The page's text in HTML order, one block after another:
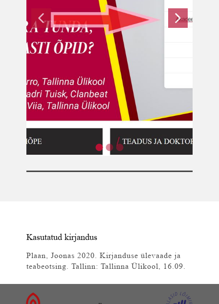
Kasutatud kirjandus
Plaan, Joonas 2020. Kirjanduse ülevaade ja
teabeotsing. Tallinn: Tallinna Ülikool, 16.09.